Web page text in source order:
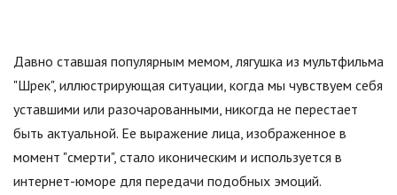
Давно ставшая популярным мемом, лягушка из мультфильма
"Шрек", иллюстрирующая ситуации, когда мы чувствуем себя
уставшими или разочарованными, никогда не перестает
быть актуальной. Ее выражение лица, изображенное в
момент "смерти", стало иконическим и используется в
интернет-юморе для передачи подобных эмоций.